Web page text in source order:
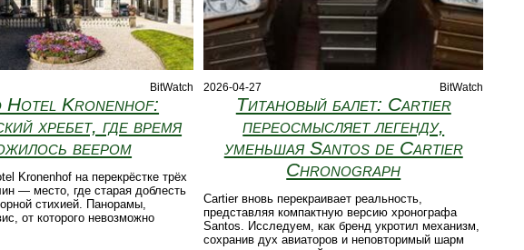
BitWatch
Hotel Kronenhof:
хребет, где время
веером
Kronenhof на перекрёстке трёх
— место, где старая доблесть
стихией. Панорамы,
от которого невозможно
2026-04-27 BitWatch
Титановый балет: Cartier
переосмысляет легенду,
уменьшая Santos de Cartier
Chronograph
Cartier вновь перекраивает реальность,
представляя компактную версию хронографа
Santos. Исследуем, как бренд укротил механизм,
сохранив дух авиаторов и неповторимый шарм